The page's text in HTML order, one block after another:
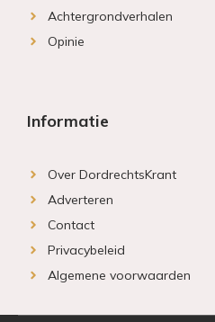
Achtergrondverhalen
Opinie
Informatie
Over DordrechtsKrant
Adverteren
Contact
Privacybeleid
Algemene voorwaarden